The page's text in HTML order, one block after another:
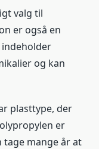
valg til
er også en
og kan
plasttype, der
er
mange år at